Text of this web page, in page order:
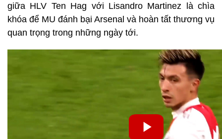
giữa HLV Ten Hag với Lisandro Martinez là chìa
khóa để MU đánh bại Arsenal và hoàn tất thương vụ
quan trọng trong những ngày tới.